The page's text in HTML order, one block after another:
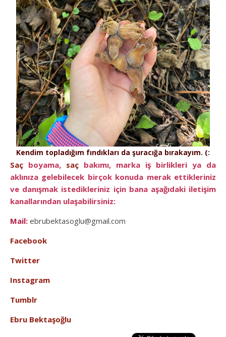
Kendim topladığım fındıkları da şuracığa bırakayım. (:
Saç boyama, saç bakımı, marka iş birlikleri ya da
aklınıza gelebilecek birçok konuda merak ettikleriniz
ve danışmak istedikleriniz için bana aşağıdaki iletişim
kanallarından ulaşabilirsiniz:
Mail: ebrubektasoglu@gmail.com
Facebook
Twitter
Instagram
Tumblr
Ebru Bektaşoğlu